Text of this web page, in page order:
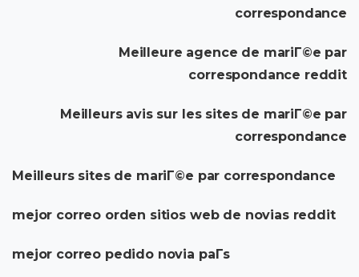
correspondance
Meilleure agence de mariГ©e par
correspondance reddit
Meilleurs avis sur les sites de mariГ©e par
correspondance
Meilleurs sites de mariГ©e par correspondance
mejor correo orden sitios web de novias reddit
mejor correo pedido novia paГ­s